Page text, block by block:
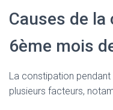
Causes de
6ème mois
La constipation
plusieurs facteurs,